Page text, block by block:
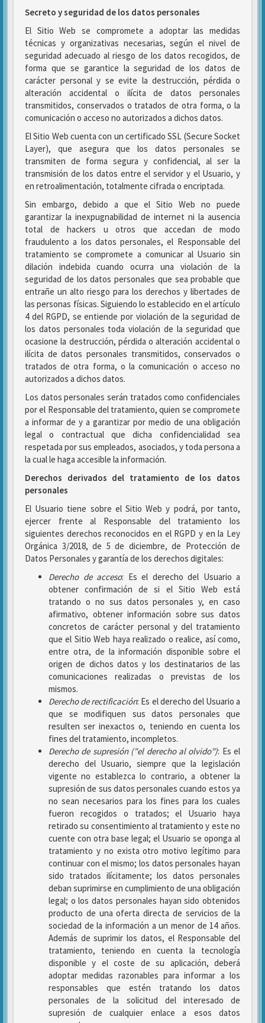
Secreto y seguridad de los datos personales
El Sitio Web se compromete a adoptar las medidas
técnicas y organizativas necesarias, según el nivel de
seguridad adecuado al riesgo de los datos recogidos, de
forma que se garantice la seguridad de los datos de
carácter personal y se evite la destrucción, pérdida o
alteración accidental o ilícita de datos personales
transmitidos, conservados o tratados de otra forma, o la
comunicación o acceso no autorizados a dichos datos.
El Sitio Web cuenta con un certificado SSL (Secure Socket
Layer), que asegura que los datos personales se
transmiten de forma segura y confidencial, al ser la
transmisión de los datos entre el servidor y el Usuario, y
en retroalimentación, totalmente cifrada o encriptada.
Sin embargo, debido a que el Sitio Web no puede
garantizar la inexpugnabilidad de internet ni la ausencia
total de hackers u otros que accedan de modo
fraudulento a los datos personales, el Responsable del
tratamiento se compromete a comunicar al Usuario sin
dilación indebida cuando ocurra una violación de la
seguridad de los datos personales que sea probable que
entrañe un alto riesgo para los derechos y libertades de
las personas físicas. Siguiendo lo establecido en el artículo
4 del RGPD, se entiende por violación de la seguridad de
los datos personales toda violación de la seguridad que
ocasione la destrucción, pérdida o alteración accidental o
ilícita de datos personales transmitidos, conservados o
tratados de otra forma, o la comunicación o acceso no
autorizados a dichos datos.
Los datos personales serán tratados como confidenciales
por el Responsable del tratamiento, quien se compromete
a informar de y a garantizar por medio de una obligación
legal o contractual que dicha confidencialidad sea
respetada por sus empleados, asociados, y toda persona a
la cual le haga accesible la información.
Derechos derivados del tratamiento de los datos
personales
El Usuario tiene sobre el Sitio Web y podrá, por tanto,
ejercer frente al Responsable del tratamiento los
siguientes derechos reconocidos en el RGPD y en la Ley
Orgánica 3/2018, de 5 de diciembre, de Protección de
Datos Personales y garantía de los derechos digitales:
Derecho de acceso: Es el derecho del Usuario a
obtener confirmación de si el Sitio Web está
tratando o no sus datos personales y, en caso
afirmativo, obtener información sobre sus datos
concretos de carácter personal y del tratamiento
que el Sitio Web haya realizado o realice, así como,
entre otra, de la información disponible sobre el
origen de dichos datos y los destinatarios de las
comunicaciones realizadas o previstas de los
mismos.
Derecho de rectificación: Es el derecho del Usuario a
que se modifiquen sus datos personales que
resulten ser inexactos o, teniendo en cuenta los
fines del tratamiento, incompletos.
Derecho de supresión ("el derecho al olvido"): Es el
derecho del Usuario, siempre que la legislación
vigente no establezca lo contrario, a obtener la
supresión de sus datos personales cuando estos ya
no sean necesarios para los fines para los cuales
fueron recogidos o tratados; el Usuario haya
retirado su consentimiento al tratamiento y este no
cuente con otra base legal; el Usuario se oponga al
tratamiento y no exista otro motivo legítimo para
continuar con el mismo; los datos personales hayan
sido tratados ilícitamente; los datos personales
deban suprimirse en cumplimiento de una obligación
legal; o los datos personales hayan sido obtenidos
producto de una oferta directa de servicios de la
sociedad de la información a un menor de 14 años.
Además de suprimir los datos, el Responsable del
tratamiento, teniendo en cuenta la tecnología
disponible y el coste de su aplicación, deberá
adoptar medidas razonables para informar a los
responsables que estén tratando los datos
personales de la solicitud del interesado de
supresión de cualquier enlace a esos datos